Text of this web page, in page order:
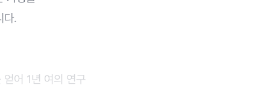
다.
어 1년 여의 연구